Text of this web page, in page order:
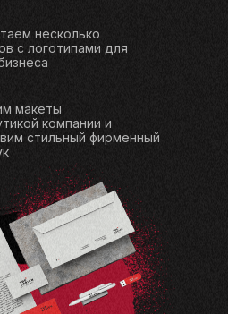
несколько
с логотипами для
макеты
компании и
стильный фирменный